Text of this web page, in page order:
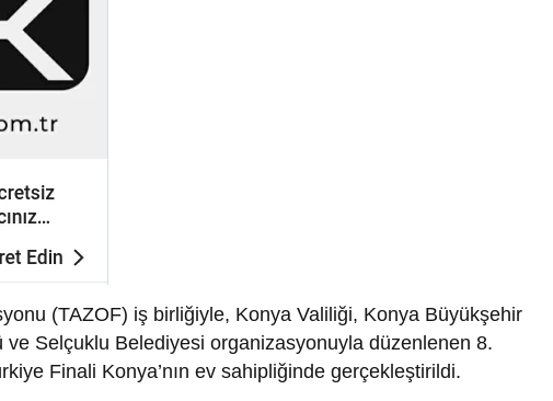
(TAZOF) iş birliğiyle, Konya Valiliği, Konya Büyükşehir
Selçuklu Belediyesi organizasyonuyla düzenlenen 8.
Finali Konya’nın ev sahipliğinde gerçekleştirildi.